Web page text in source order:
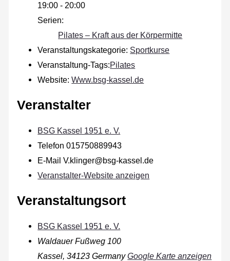
19:00 - 20:00
Serien:
Pilates – Kraft aus der Körpermitte
Veranstaltungskategorie: Sportkurse
Veranstaltung-Tags:Pilates
Website: Www.bsg-kassel.de
Veranstalter
BSG Kassel 1951 e. V.
Telefon015750889943
E-MailV.klinger@bsg-kassel.de
Veranstalter-Website anzeigen
Veranstaltungsort
BSG Kassel 1951 e. V.
Waldauer Fußweg 100
Kassel, 34123 Germany Google Karte anzeigen